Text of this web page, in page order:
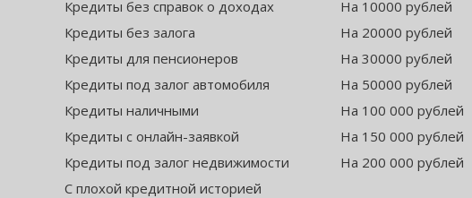
Кредиты без справок о доходах
Кредиты без залога
Кредиты для пенсионеров
Кредиты под залог автомобиля
Кредиты наличными
Кредиты с онлайн-заявкой
Кредиты под залог недвижимости
С плохой кредитной историей
На 10000 рублей
На 20000 рублей
На 30000 рублей
На 50000 рублей
На 100 000 рублей
На 150 000 рублей
На 200 000 рублей